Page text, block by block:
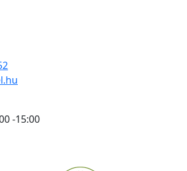
-15:00